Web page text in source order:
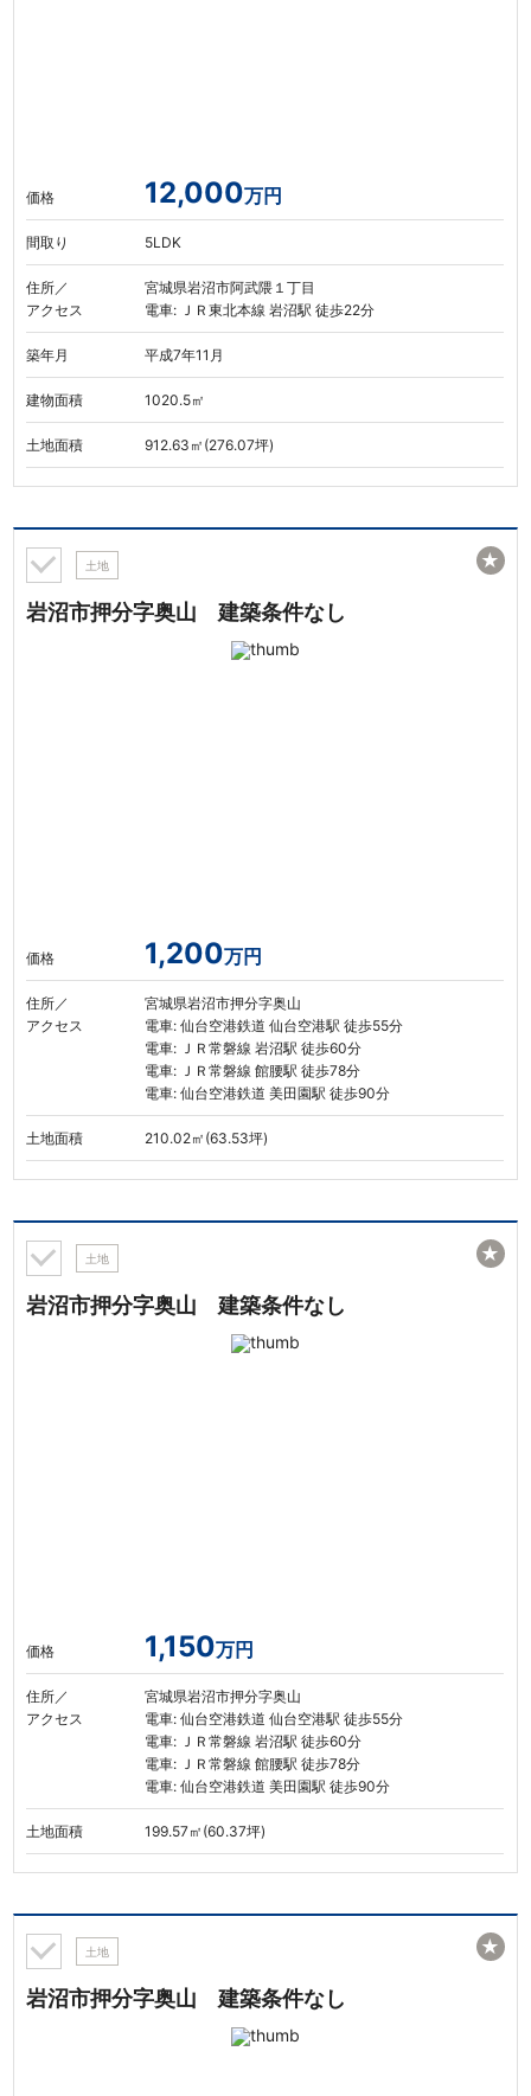
価格 12,000万円
間取り 5LDK
住所／
アクセス
宮城県岩沼市阿武隈１丁目
電車: ＪＲ東北本線 岩沼駅 徒歩22分
築年月 平成7年11月
建物面積 1020.5㎡
土地面積 912.63㎡(276.07坪)
土地
岩沼市押分字奥山 建築条件なし
価格 1,200万円
住所／
アクセス
宮城県岩沼市押分字奥山
電車: 仙台空港鉄道 仙台空港駅 徒歩55分
電車: ＪＲ常磐線 岩沼駅 徒歩60分
電車: ＪＲ常磐線 館腰駅 徒歩78分
電車: 仙台空港鉄道 美田園駅 徒歩90分
土地面積 210.02㎡(63.53坪)
★
土地
岩沼市押分字奥山 建築条件なし
価格 1,150万円
住所／
アクセス
宮城県岩沼市押分字奥山
電車: 仙台空港鉄道 仙台空港駅 徒歩55分
電車: ＪＲ常磐線 岩沼駅 徒歩60分
電車: ＪＲ常磐線 館腰駅 徒歩78分
電車: 仙台空港鉄道 美田園駅 徒歩90分
土地面積 199.57㎡(60.37坪)
★
土地
岩沼市押分字奥山 建築条件なし
★